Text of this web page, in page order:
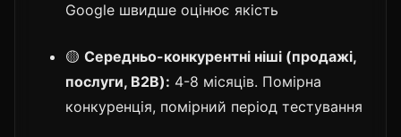
Google швидше оцінює якість
🟡 Середньо-конкурентні ніші (продажі,
послуги, B2B): 4-8 місяців. Помірна
конкуренція, помірний період тестування